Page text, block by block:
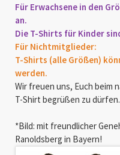
Für Erwachsene in den
an.
Die T-Shirts für Kinder
Für Nichtmitglieder:
T-Shirts (alle Größen)
werden.
Wir freuen uns, Euch beim
T-Shirt begrüßen zu dürfen.
*Bild: mit freundlicher
Ranoldsberg in Bayern!